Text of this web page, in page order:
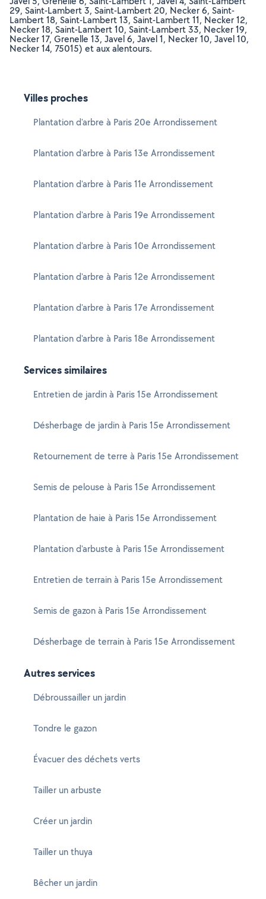
29, Saint-Lambert 3, Saint-Lambert 20, Necker 6, Saint-
Lambert 18, Saint-Lambert 13, Saint-Lambert 11, Necker 12,
Necker 18, Saint-Lambert 10, Saint-Lambert 33, Necker 19,
Necker 17, Grenelle 13, Javel 6, Javel 1, Necker 10, Javel 10,
Necker 14, 75015) et aux alentours.
Villes proches
Plantation d'arbre à Paris 20e Arrondissement
Plantation d'arbre à Paris 13e Arrondissement
Plantation d'arbre à Paris 11e Arrondissement
Plantation d'arbre à Paris 19e Arrondissement
Plantation d'arbre à Paris 10e Arrondissement
Plantation d'arbre à Paris 12e Arrondissement
Plantation d'arbre à Paris 17e Arrondissement
Plantation d'arbre à Paris 18e Arrondissement
Services similaires
Entretien de jardin à Paris 15e Arrondissement
Désherbage de jardin à Paris 15e Arrondissement
Retournement de terre à Paris 15e Arrondissement
Semis de pelouse à Paris 15e Arrondissement
Plantation de haie à Paris 15e Arrondissement
Plantation d'arbuste à Paris 15e Arrondissement
Entretien de terrain à Paris 15e Arrondissement
Semis de gazon à Paris 15e Arrondissement
Désherbage de terrain à Paris 15e Arrondissement
Autres services
Débroussailler un jardin
Tondre le gazon
Évacuer des déchets verts
Tailler un arbuste
Créer un jardin
Tailler un thuya
Bêcher un jardin